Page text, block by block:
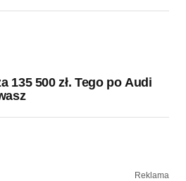
135 500 zł. Tego po Audi
Reklama